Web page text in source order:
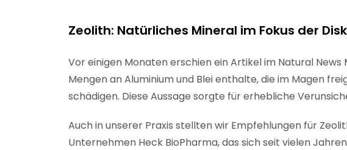
Zeolith: Natürliches Mineral im Fokus der
Vor einigen Monaten erschien ein Artikel im Natural
Mengen an Aluminium und Blei enthalte, die im Magen
schädigen. Diese Aussage sorgte für erhebliche
Auch in unserer Praxis stellten wir Empfehlungen für
Unternehmen Heck BioPharma, das sich seit vielen